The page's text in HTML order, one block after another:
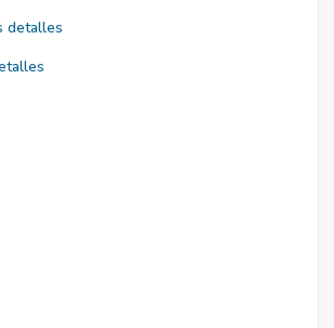
detalles